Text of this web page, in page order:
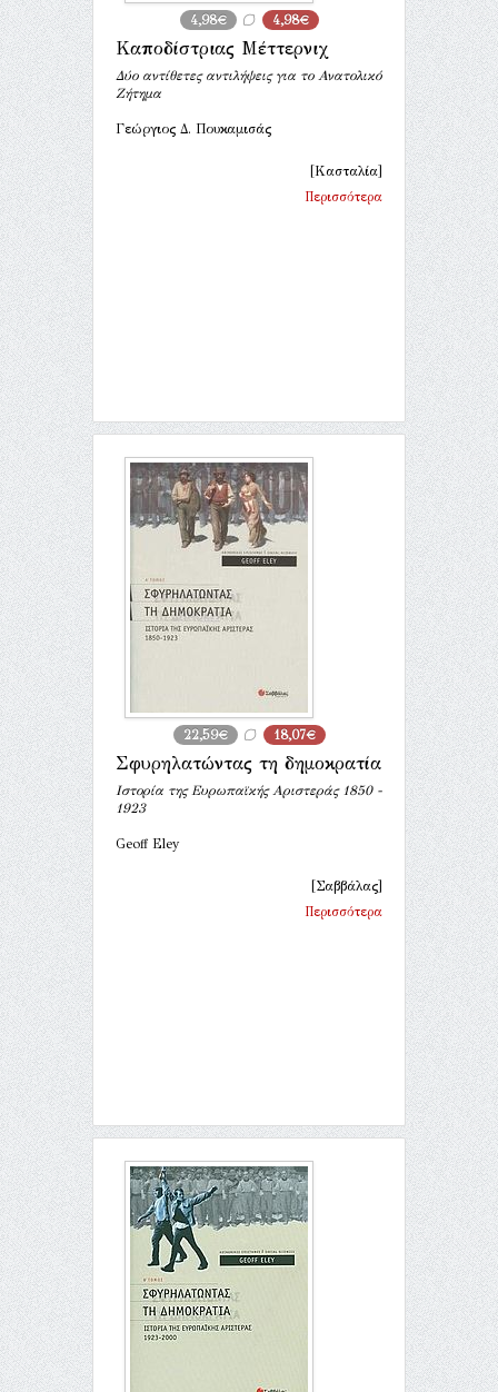
4,98€ 4,98€
Καποδίστριας Μέττερνιχ
Δύο αντίθετες αντιλήψεις για το Ανατολικό
Ζήτημα
Γεώργιος Δ. Πουκαμισάς
[Κασταλία]
Περισσότερα
22,59€ 18,07€
Σφυρηλατώντας τη δηµοκρατία
Ιστορία της Ευρωπαϊκής Αριστεράς 1850 -
1923
Geoff Eley
[Σαββάλας]
Περισσότερα